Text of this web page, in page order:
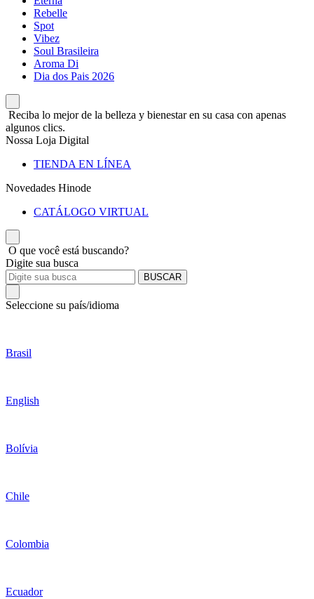
Rebelle
Spot
Vibez
Soul Brasileira
Aroma Di
Dia dos Pais 2026
Reciba lo mejor de la belleza y bienestar en su casa con apenas
algunos clics.
Nossa Loja Digital
TIENDA EN LÍNEA
Novedades Hinode
CATÁLOGO VIRTUAL
O que você está buscando?
Digite sua busca
BUSCAR
Seleccione su país/idioma
Brasil
English
Bolívia
Chile
Colombia
Ecuador